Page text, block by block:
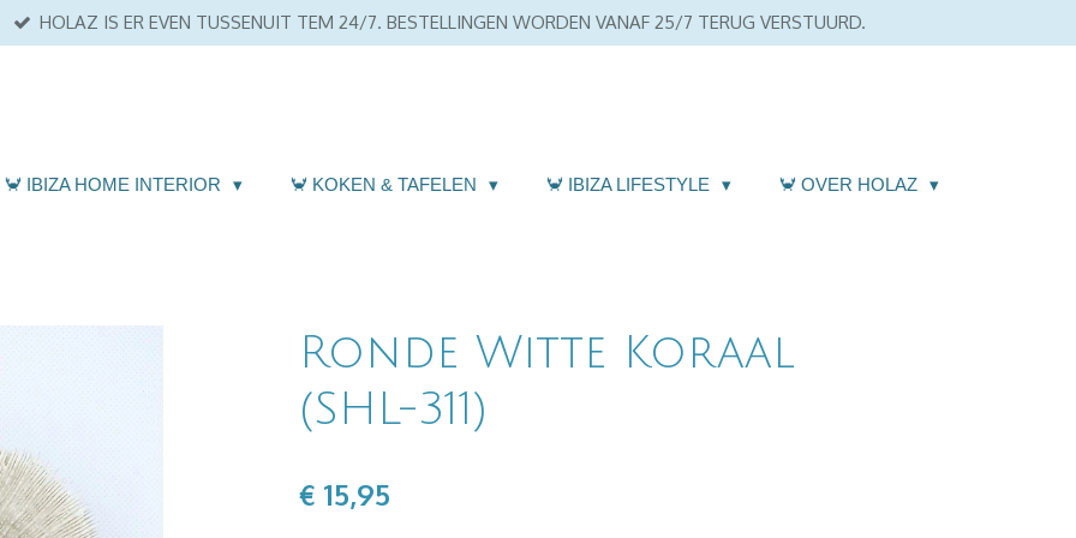
HOLAZ IS ER EVEN TUSSENUIT TEM 24/7. BESTELLINGEN WORDEN VANAF 25/7 TERUG VERSTUURD.
🦀 IBIZA HOME INTERIOR 🦀 KOKEN & TAFELEN 🦀 IBIZA LIFESTYLE
🦀 OVER HOLAZ
Ronde Witte Koraal
(SHL-311)
€ 15,95